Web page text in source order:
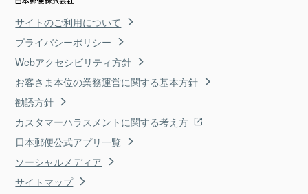
サイトのご利用について
プライバシーポリシー
Webアクセシビリティ方針
お客さま本位の業務運営に関する基本方針
勧誘方針
カスタマーハラスメントに関する考え方
日本郵便公式アプリ一覧
ソーシャルメディア
サイトマップ